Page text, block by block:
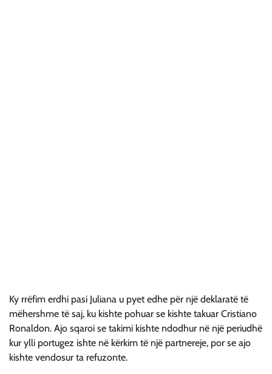
Ky rrëfim erdhi pasi Juliana u pyet edhe për një deklaratë të
mëhershme të saj, ku kishte pohuar se kishte takuar Cristiano
Ronaldon. Ajo sqaroi se takimi kishte ndodhur në një periudhë
kur ylli portugez ishte në kërkim të një partnereje, por se ajo
kishte vendosur ta refuzonte.